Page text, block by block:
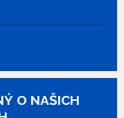
O NAŠICH